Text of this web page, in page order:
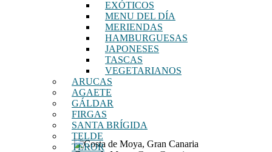
EXÓTICOS
MENU DEL DÍA
MERIENDAS
HAMBURGUESAS
JAPONESES
TASCAS
VEGETARIANOS
ARUCAS
AGAETE
GÁLDAR
FIRGAS
SANTA BRÍGIDA
TELDE
TEROR